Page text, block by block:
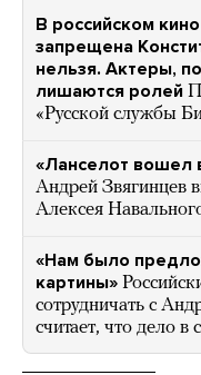
В российском
запрещена
нельзя. Актеры,
лишаются ролей
«Русской службы
«Ланселот вошел
Андрей Звягинцев
Алексея
«Нам было
картины»
сотрудничать с
считает, что дело в